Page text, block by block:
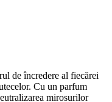
de încredere al fiecărei
Cu un parfum
mirosurilor